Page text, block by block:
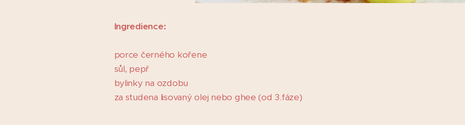
Ingredience:
porce černého kořene
sůl, pepř
bylinky na ozdobu
za studena lisovaný olej nebo ghee (od 3.fáze)